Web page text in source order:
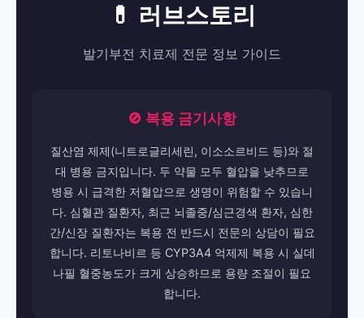
💊 러브스토리
발기부전 치료제 전문 정보 가이드
🚫 복용 금기사항
질산염 제제(니트로글리세린, 이소소르비드 등)와 절
대 병용 금지입니다. 두 약물 모두 혈압을 낮추므로
병용 시 급격한 저혈압으로 생명이 위험할 수 있습니
다. 심혈관 질환자, 최근 뇌졸중/심근경색 환자, 심한
간/신장 질환자는 복용 전 반드시 전문의 상담이 필요
합니다. 리토나비르 등 CYP3A4 억제제 복용 시 실데
나필 혈중농도가 크게 상승하므로 용량 조절이 필요
합니다.